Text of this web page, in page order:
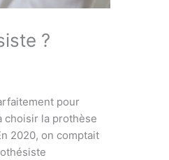
?
pour
choisir la prothèse
2020, on comptait